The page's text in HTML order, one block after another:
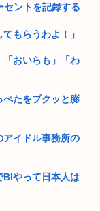
セントを記録する
もらうわよ！」
「おいらも」「わ
ぺたをプクッと膨
アイドル事務所の
BIやって日本人は